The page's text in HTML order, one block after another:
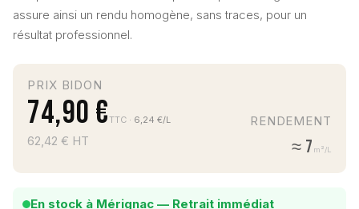
assure ainsi un rendu homogène, sans traces, pour un
résultat professionnel.
PRIX BIDON
74,90 €TTC · 6,24 €/L
62,42 € HT
RENDEMENT
≈ 7 m²/L
En stock à Mérignac — Retrait immédiat